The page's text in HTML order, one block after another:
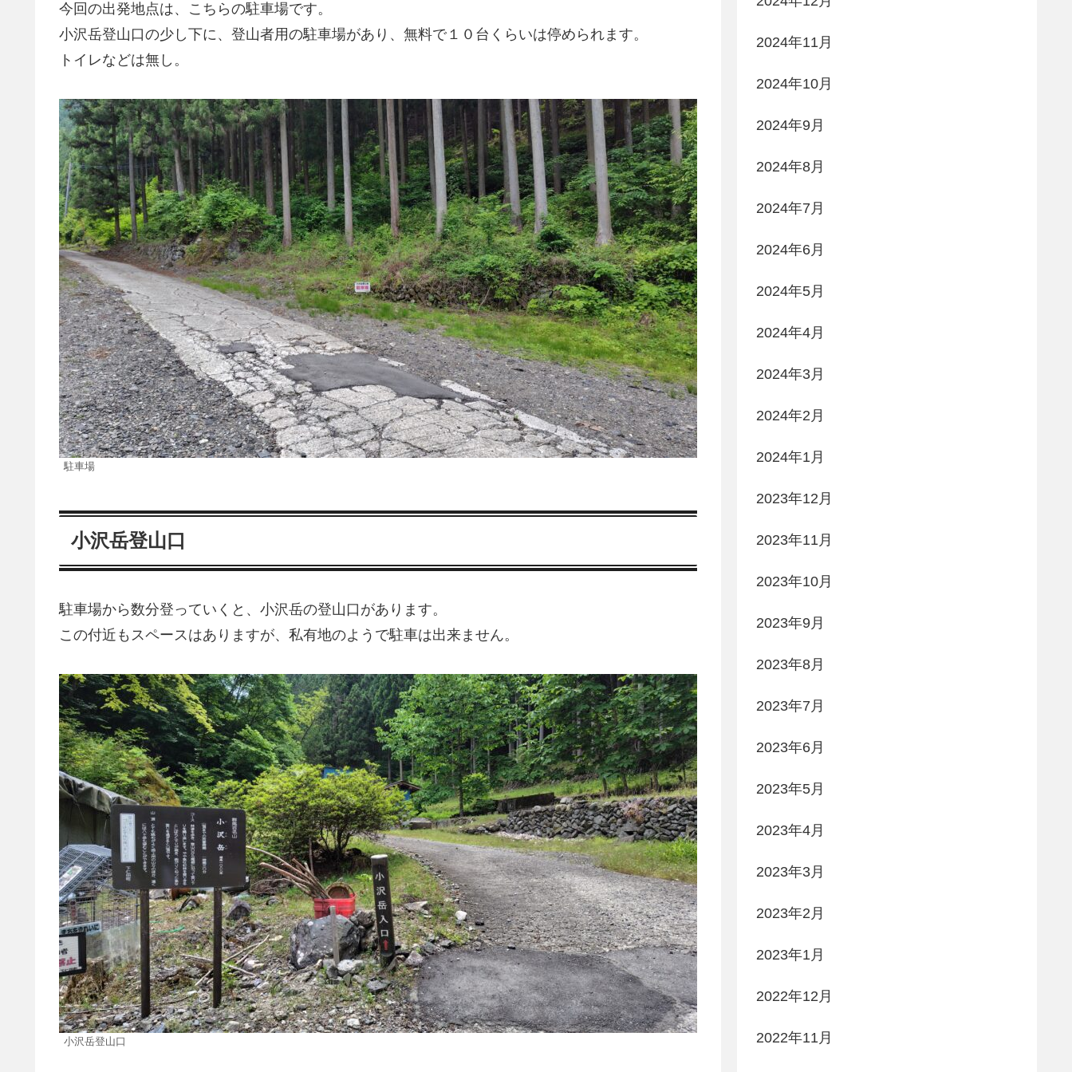
今回の出発地点は、こちらの駐車場です。
小沢岳登山口の少し下に、登山者用の駐車場があり、無料で１０台くらいは停められます。
トイレなどは無し。
駐車場
小沢岳登山口
駐車場から数分登っていくと、小沢岳の登山口があります。
この付近もスペースはありますが、私有地のようで駐車は出来ません。
小沢岳登山口
2024年11月
2024年10月
2024年9月
2024年8月
2024年7月
2024年6月
2024年5月
2024年4月
2024年3月
2024年2月
2024年1月
2023年12月
2023年11月
2023年10月
2023年9月
2023年8月
2023年7月
2023年6月
2023年5月
2023年4月
2023年3月
2023年2月
2023年1月
2022年12月
2022年11月